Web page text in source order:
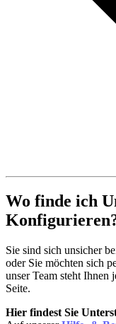
Wo finde ich
Sie sind sich unsicher
oder Sie möchten sich
unser Team steht Ihnen
Seite.
Hier findest Sie